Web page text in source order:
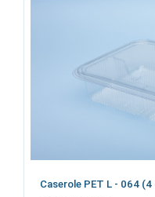
Caserole PET L - 064